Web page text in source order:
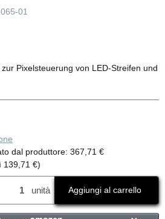
01
Pixelsteuerung von LED-Streifen und
dal produttore: 367,71 €
139,71 €)
unità Aggiungi al carrello